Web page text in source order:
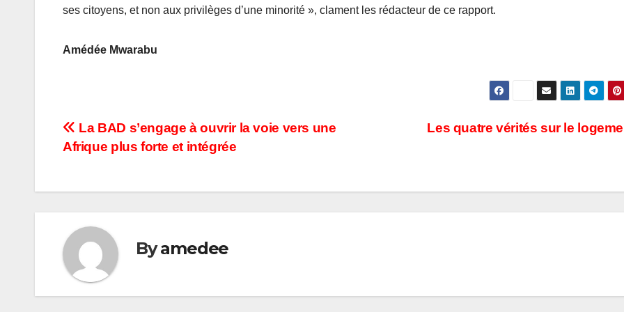
ses citoyens, et non aux privilèges d’une minorité », clament les rédacteur de ce rapport.
Amédée Mwarabu
Navigation
de
l’article
Les quatre vérités sur le
La BAD s’engage à ouvrir la voie vers une
Afrique plus forte et intégrée
Byamedee